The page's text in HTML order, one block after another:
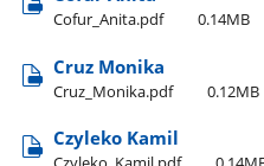
Cofur​_Anita.pdf 0.14MB
Cruz Monika
Cruz​_Monika.pdf 0.12MB
Czyleko Kamil